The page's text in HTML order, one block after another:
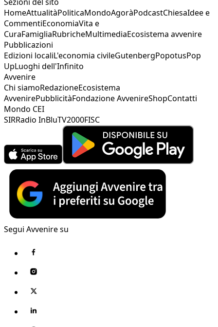
HomeAttualitàPoliticaMondoAgoràPodcastChiesaIdee e
CommentiEconomiaVita e
CuraFamigliaRubricheMultimediaEcosistema avvenire
Pubblicazioni
Edizioni localiL'economia civileGutenbergPopotusPop
UpLuoghi dell'Infinito
Avvenire
Chi siamoRedazioneEcosistema
AvvenirePubblicitàFondazione AvvenireShopContatti
Mondo CEI
SIRRadio InBluTV2000FISC
Segui Avvenire su